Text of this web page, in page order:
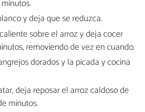
y deja que se reduzca.
sobre el arroz y deja cocer
removiendo de vez en cuando.
dorados y la picada y cocina
deja reposar el arroz caldoso de
minutos.